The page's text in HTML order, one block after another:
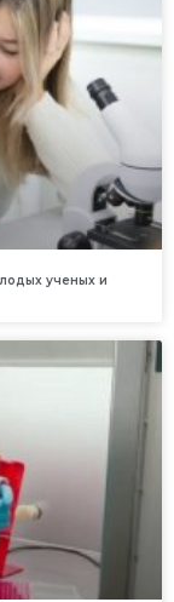
ученых и